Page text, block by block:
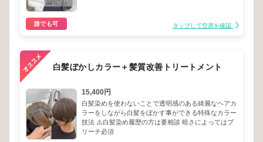
誰でも可 タップして空席を確認
白髪ぼかしカラー＋髪質改善トリートメント
15,400円
白髪染めを使わないことで透明感のある綺麗なヘアカ
ラーをしながら白髪をぼかす事ができる特殊なカラー
技法 ⚠️白髪染め履歴の方は要相談 暗さによってはブ
リーチ必須